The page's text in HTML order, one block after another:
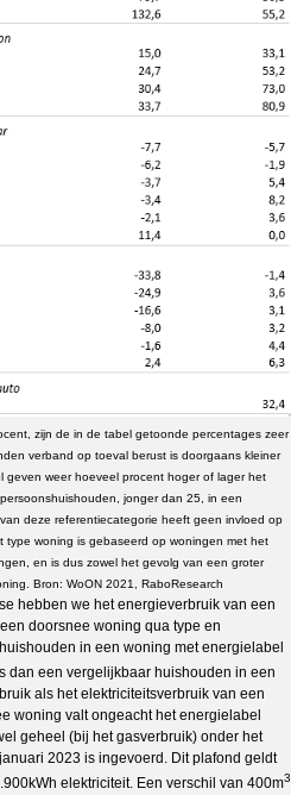
zijn de in de tabel getoonde percentages zeer
verband op toeval berust is doorgaans kleiner
weer hoeveel procent hoger of lager het
jonger dan 25, in een
deze referentiecategorie heeft geen invloed op
woning is gebaseerd op woningen met het
en is dus zowel het gevolg van een groter
Bron: WoON 2021, RaboResearch
hebben we het energieverbruik van een
doorsnee woning qua type en
in een woning met energielabel
dan een vergelijkbaar huishouden in een
als het elektriciteitsverbruik van een
woning valt ongeacht het energielabel
geheel (bij het gasverbruik) onder het
2023 is ingevoerd. Dit plafond geldt
elektriciteit. Een verschil van 400m3